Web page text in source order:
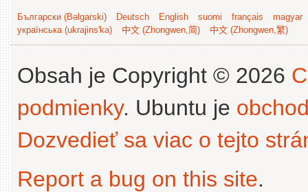
Български (Bəlgarski) Deutsch English suomi français
magyar
українська (ukrajins'ka)
中文 (Zhongwen,简) 中文 (Zhongwen,繁)
Obsah je Copyright © 2026
podmienky. Ubuntu je
Dozvedieť sa viac o tejto
Report a bug on this site.